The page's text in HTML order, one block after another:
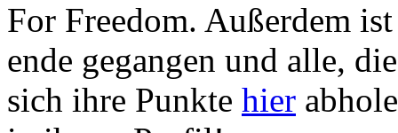
For Freedom. Außerdem
ende gegangen und alle,
sich ihre Punkte hier